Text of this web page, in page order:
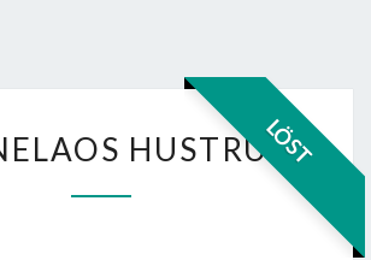
LÖST
HUSTRU
HUSTRU